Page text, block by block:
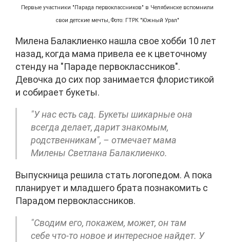
Первые участники "Парада первоклассников" в Челябинске вспомнили
свои детские мечты, Фото: ГТРК "Южный Урал"
Милена Балаклиенко нашла свое хобби 10 лет
назад, когда мама привела ее к цветочному
стенду на "Параде первоклассников".
Девочка до сих пор занимается флористикой
и собирает букеты.
"У нас есть сад. Букеты шикарные она
всегда делает, дарит знакомым,
родственникам", – отмечает мама
Милены Светлана Балаклиенко.
Выпускница решила стать логопедом. А пока
планирует и младшего брата познакомить с
Парадом первоклассников.
"Сводим его, покажем, может, он там
себе что-то новое и интересное найдет. У